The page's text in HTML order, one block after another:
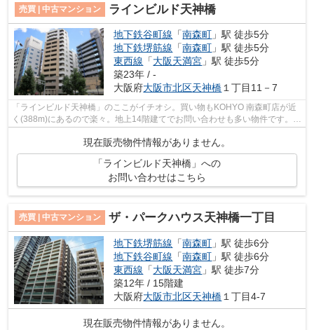
売買 | 中古マンション ラインビルド天神橋
地下鉄谷町線 「南森町 」駅 徒歩5分
地下鉄堺筋線 「南森町 」駅 徒歩5分
東西線 「大阪天満宮 」駅 徒歩5分
築23年 / -
大阪府大阪市北区天神橋１丁目11－7
「ラインビルド天神橋」のここがイチオシ。買い物もKOHYO 南森町店が近
く(388m)にあるので楽々。地上14階建てでお問い合わせも多い物件です。こ
の物件は快適な室内環境が魅力の中古マ...
現在販売物件情報がありません。
「ラインビルド天神橋」への
お問い合わせはこちら
売買 | 中古マンション ザ・パークハウス天神橋一丁目
地下鉄堺筋線 「南森町 」駅 徒歩6分
地下鉄谷町線 「南森町 」駅 徒歩6分
東西線 「大阪天満宮 」駅 徒歩7分
築12年 / 15階建
大阪府大阪市北区天神橋 １丁目4-7
現在販売物件情報がありません。